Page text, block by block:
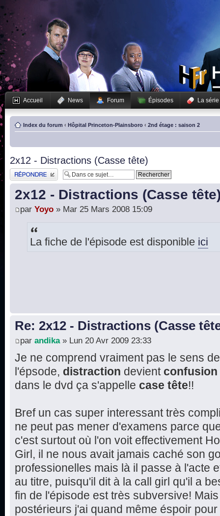
Accueil News Forum Épisodes La série
Index du forum ‹ Hôpital Princeton-Plainsboro ‹ 2nd étage : saison 2
2x12 - Distractions (Casse tête)
Publier une réponse
2x12 - Distractions (Casse
par Yoyo » Mar 25 Mars 2008 15:09
La fiche de l'épisode est disponible ici
Re: 2x12 - Distractions (Casse
par andika» Lun 20 Avr 2009 23:33
Je ne comprend vraiment pas le sens
l'épsode, distraction devient confusion
dans le dvd ça s'appelle case tête!!
Bref un cas super interessant très
ne peut pas mener d'examens parce
c'est surtout où l'on voit effectivement
Girl, il ne nous avait jamais caché son
professionelles mais là il passe à l'acte
au titre, puisqu'il dit à la call girl qu'il a
fin de l'épisode est très subversive!
postérieurs j'ai quand même éspoir